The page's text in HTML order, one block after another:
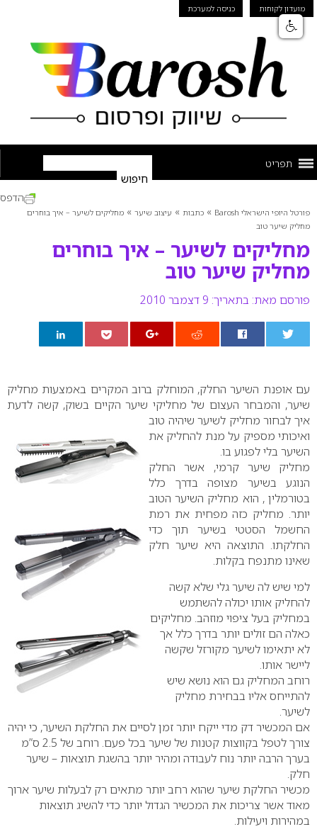
מועדון לקוחות כניסה למערכת
תפריט
פורטל היופי הישראלי Barosh » כתבות » עיצוב שיער » מחליקים לשיער – איך בוחרים
מחליק שיער טוב
מחליקים לשיער – איך בוחרים
מחליק שיער טוב
פורסם מאת: בתאריך: 9 דצמבר 2010
הדפס
עם אופנת השיער החלק, המוחלק ברוב המקרים באמצעות מחליק
שיער, והמבחר העצום של מחליקי שיער הקיים בשוק, קשה לדעת
איך לבחור מחליק לשיער שיהיה טוב
ואיכותי מספיק על מנת להחליק את
השיער בלי לפגוע בו.
מחליק שיער קרמי, אשר החלק
הנוגע בשיער מצופה בדרך כלל
בטורמלין , הוא מחליק השיער הטוב
יותר. מחליק כזה מפחית את רמת
החשמל הסטטי בשיער תוך כדי
החלקתו. התוצאה היא שיער חלק
שאינו מתנפח בקלות.
למי שיש לה שיער גלי שלא קשה
להחליק אותו יכולה להשתמש
במחליק בעל ציפוי מוזהב. מחליקים
כאלה הם זולים יותר בדרך כלל אך
לא יתאימו לשיער מקורזל שקשה
ליישר אותו.
רוחב המחליק גם הוא נושא שיש
להתייחס אליו בבחירת מחליק
לשיער.
אם המכשיר דק מדי ייקח יותר זמן לסיים את החלקת השיער, כי יהיה
צורך לטפל בקווצות קטנות של שיער בכל פעם. רוחב של 2.5 ס”מ
בערך הרבה יותר נוח לעבודה ומהיר יותר בהשגת תוצאות – שיער
חלק.
מכשיר החלקת שיער שהוא רחב יותר מתאים רק לבעלות שיער ארוך
מאוד אשר צריכות את המכשיר הגדול יותר כדי להשיג תוצאות
במהירות ויעילות.